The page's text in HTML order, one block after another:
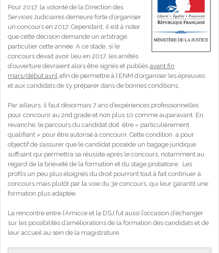
Pour 2017, la volonté de la Direction des
Services Judiciaires demeure forte d’organiser
un concours en 2017. Cependant, il est à noter
que cette décision demande un arbitrage
particulier cette année. A ce stade, si le
concours devait avoir lieu en 2017, les arrêtés
d’ouverture devraient alors être signés et publiés avant fin
mars/début avril afin de permettre à l’ENM d’organiser les épreuves
et aux candidats de s’y préparer dans de bonnes conditions.
Par ailleurs, il faut désormais 7 ans d’expériences professionnelles
pour concourir au 2nd grade et non plus 10 comme auparavant. En
revanche, le parcours du candidat doit être « particulièrement
qualifiant » pour être autorisé à concourir. Cette condition a pour
objectif de s’assurer que le candidat possède un bagage juridique
suffisant qui permettra sa réussite après le concours, notamment au
regard de la brièveté de la formation et du stage probatoire. Les
profils un peu plus éloignés du droit pourront tout à fait continuer à
concours mais plutôt par la voie du 3e concours, qui leur garantit une
formation plus adaptée.
La rencontre entre l’Amicce et la DSJ fut aussi l’occasion d’échanger
sur les possibilités d’améliorations de la formation des candidats et de
leur accueil au sein de la magistrature.